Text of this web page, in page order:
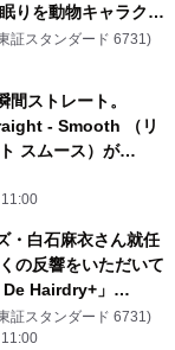
りを動物キャラクタ
Re・De Ring 睡眠
ニマル編）」が登
証スタンダード 6731)
間ストレート。
- Smooth （リ
スムース）が
』7月号に続き 8月
を獲得
・白石麻衣さん就任
の反響をいただいて
Hairdry+」
」 一時的な品
報告とお詫び
証スタンダード 6731)